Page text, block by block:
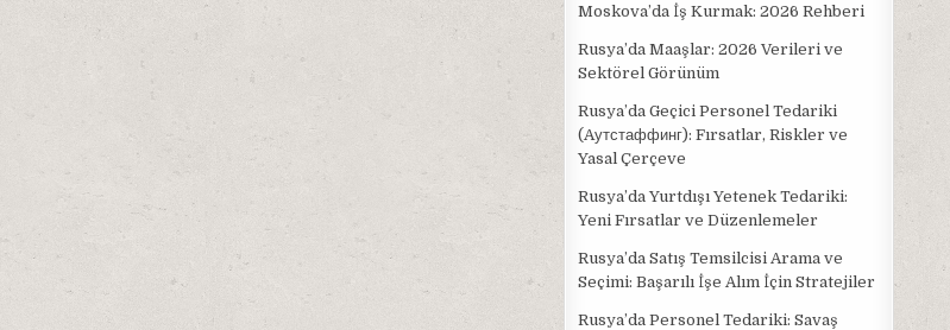
Moskova’da İş Kurmak: 2026 Rehberi
Rusya’da Maaşlar: 2026 Verileri ve
Sektörel Görünüm
Rusya’da Geçici Personel Tedariki
(Aутстаффинг): Fırsatlar, Riskler ve
Yasal Çerçeve
Rusya’da Yurtdışı Yetenek Tedariki:
Yeni Fırsatlar ve Düzenlemeler
Rusya’da Satış Temsilcisi Arama ve
Seçimi: Başarılı İşe Alım İçin Stratejiler
Rusya’da Personel Tedariki: Savaş